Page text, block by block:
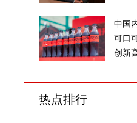
中国
可口
创新
热点排行